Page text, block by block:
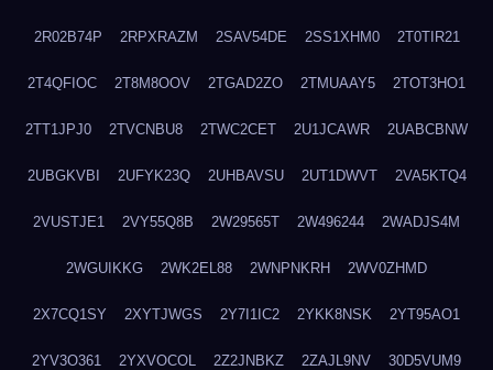
2R02B74P 2RPXRAZM 2SAV54DE 2SS1XHM0 2T0TIR21
2T4QFIOC 2T8M8OOV 2TGAD2ZO 2TMUAAY5 2TOT3HO1
2TT1JPJ0 2TVCNBU8 2TWC2CET 2U1JCAWR 2UABCBNW
2UBGKVBI 2UFYK23Q 2UHBAVSU 2UT1DWVT 2VA5KTQ4
2VUSTJE1 2VY55Q8B 2W29565T 2W496244 2WADJS4M
2WGUIKKG 2WK2EL88 2WNPNKRH 2WV0ZHMD
2X7CQ1SY 2XYTJWGS 2Y7I1IC2 2YKK8NSK 2YT95AO1
2YV3O361 2YXVOCOL 2Z2JNBKZ 2ZAJL9NV 30D5VUM9